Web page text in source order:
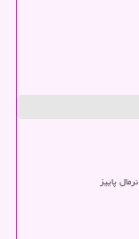
پاییز